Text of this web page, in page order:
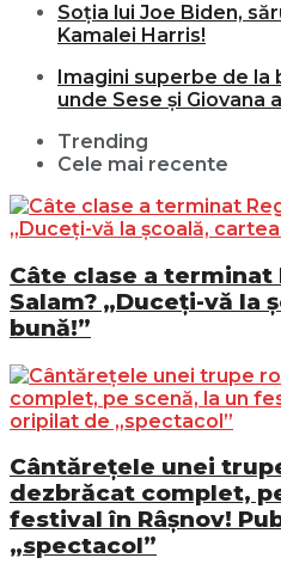
Soția lui Joe Biden,
Kamalei Harris!
Imagini superbe de la
unde Sese și Giovana
Trending
Cele mai recente
Câte clase a terminat
Salam? „Duceți-vă la
bună!”
Cântărețele unei
dezbrăcat complet,
festival în Râșnov!
„spectacol”